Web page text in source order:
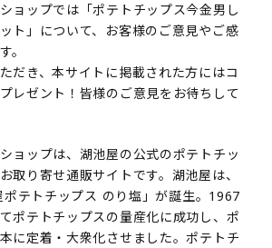
ョップでは「ポテトチップス今金男し
ト」について、お客様のご意見やご感
。
だき、本サイトに掲載された方にはコ
レゼント！皆様のご意見をお待ちして
ョップは、湖池屋の公式のポテトチッ
取り寄せ通販サイトです。湖池屋は、
テトチップス のり塩」が誕生。1967
ポテトチップスの量産化に成功し、ポ
に定着・大衆化させました。ポテトチ